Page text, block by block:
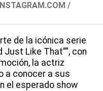
/
de la icónica serie
Just Like That””, con
la actriz
a conocer a sus
el esperado show